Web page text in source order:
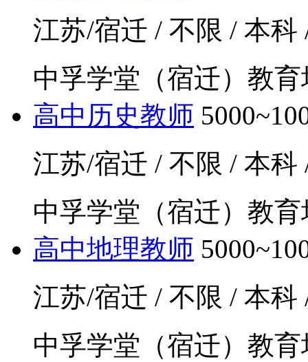
江苏/宿迁 / 不限 / 本科
中孚学堂（宿迁）教
高中历史教师
江苏/宿迁 / 不限 / 本科
中孚学堂（宿迁）教
高中地理教师
江苏/宿迁 / 不限 / 本科
中孚学堂（宿迁）教